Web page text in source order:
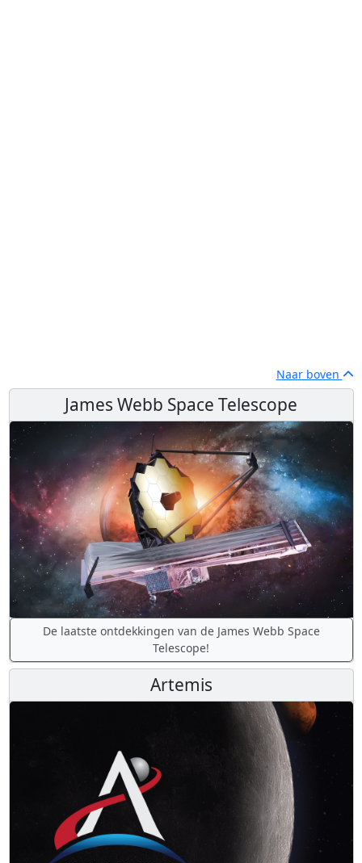
Naar boven
James Webb Space Telescope
De laatste ontdekkingen van de James Webb Space
Telescope!
Artemis